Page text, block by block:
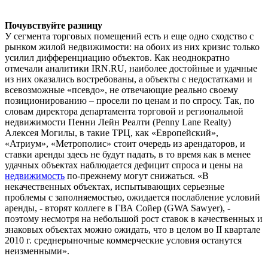
Почувствуйте разницу
У сегмента торговых помещений есть и еще одно сходство с
рынком жилой недвижимости: на обоих из них кризис только
усилил дифференциацию объектов. Как неоднократно
отмечали аналитики IRN.RU, наиболее достойные и удачные
из них оказались востребованы, а объекты с недостатками и
всевозможные «псевдо», не отвечающие реально своему
позиционированию – просели по ценам и по спросу. Так, по
словам директора департамента торговой и региональной
недвижимости Пенни Лейн Реалти (Penny Lane Realty)
Алексея Могилы, в такие ТРЦ, как «Европейский»,
«Атриум», «Метрополис» стоит очередь из арендаторов, и
ставки аренды здесь не будут падать, в то время как в менее
удачных объектах наблюдается дефицит спроса и цены на
недвижимость по-прежнему могут снижаться. «В
некачественных объектах, испытывающих серьезные
проблемы с заполняемостью, ожидается послабление условий
аренды, - вторят коллеге в ГВА Сойер (GWA Sawyer), -
поэтому несмотря на небольшой рост ставок в качественных и
знаковых объектах можно ожидать, что в целом во II квартале
2010 г. среднерыночные коммерческие условия останутся
неизменными».